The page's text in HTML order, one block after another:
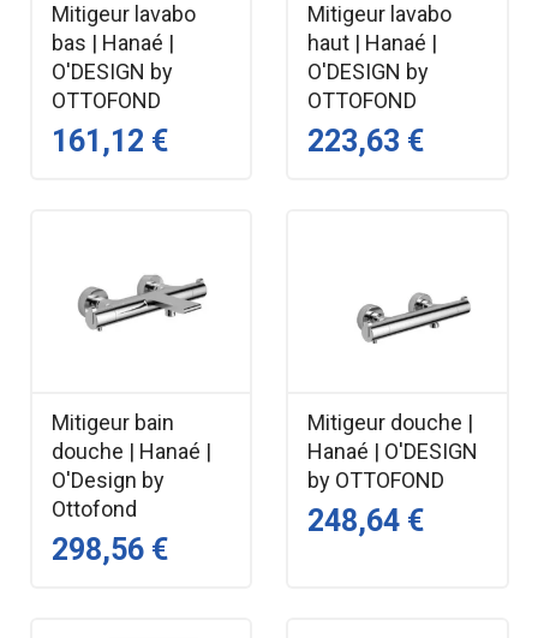
Mitigeur lavabo
bas | Hanaé |
O'DESIGN by
OTTOFOND
161,12 €
Mitigeur lavabo
haut | Hanaé |
O'DESIGN by
OTTOFOND
223,63 €
Mitigeur bain
douche | Hanaé |
O'Design by
Ottofond
298,56 €
Mitigeur douche |
Hanaé | O'DESIGN
by OTTOFOND
248,64 €